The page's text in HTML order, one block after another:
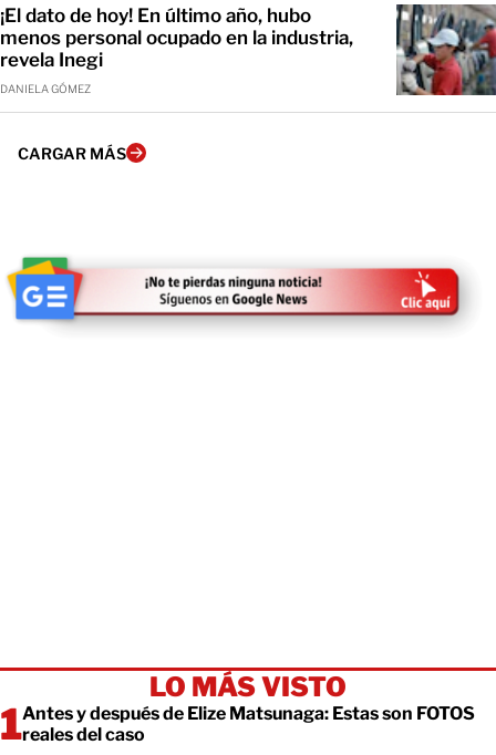
¡El dato de hoy! En último año, hubo
menos personal ocupado en la industria,
revela Inegi
DANIELA GÓMEZ
CARGAR MÁS
LO MÁS VISTO
Antes y después de Elize Matsunaga: Estas son FOTOS
reales del caso